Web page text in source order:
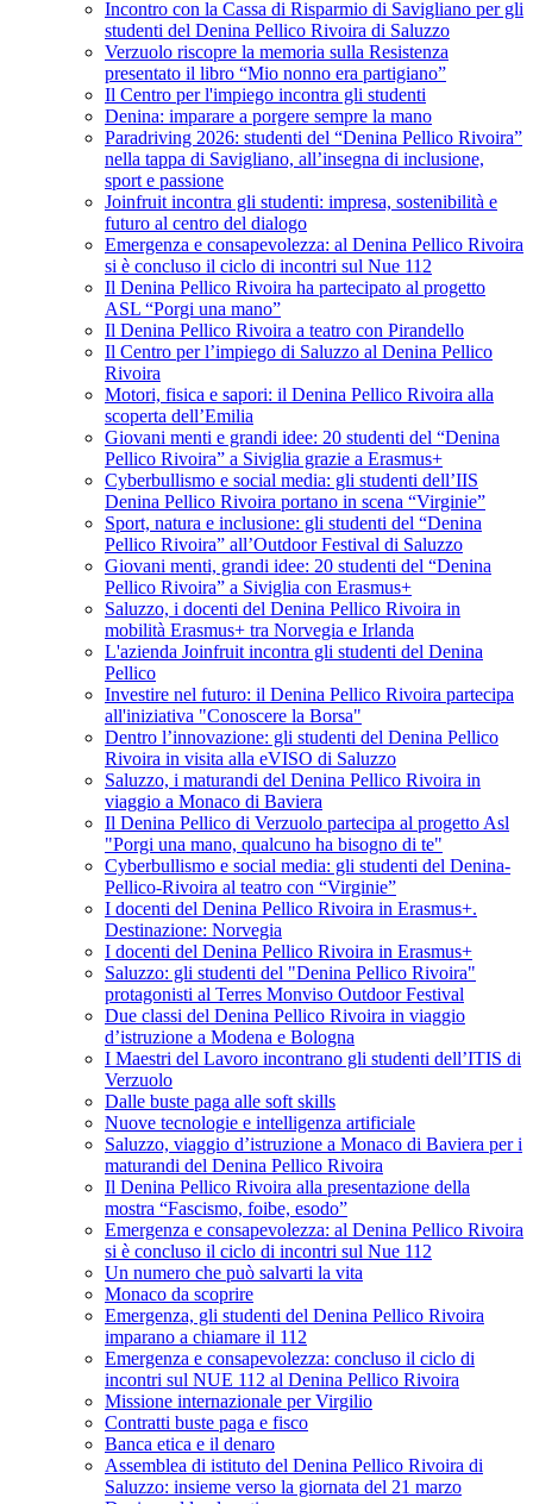
Incontro con la Cassa di Risparmio di Savigliano per gli
studenti del Denina Pellico Rivoira di Saluzzo
Verzuolo riscopre la memoria sulla Resistenza
presentato il libro “Mio nonno era partigiano”
Il Centro per l'impiego incontra gli studenti
Denina: imparare a porgere sempre la mano
Paradriving 2026: studenti del “Denina Pellico Rivoira”
nella tappa di Savigliano, all’insegna di inclusione,
sport e passione
Joinfruit incontra gli studenti: impresa, sostenibilità e
futuro al centro del dialogo
Emergenza e consapevolezza: al Denina Pellico Rivoira
si è concluso il ciclo di incontri sul Nue 112
Il Denina Pellico Rivoira ha partecipato al progetto
ASL “Porgi una mano”
Il Denina Pellico Rivoira a teatro con Pirandello
Il Centro per l’impiego di Saluzzo al Denina Pellico
Rivoira
Motori, fisica e sapori: il Denina Pellico Rivoira alla
scoperta dell’Emilia
Giovani menti e grandi idee: 20 studenti del “Denina
Pellico Rivoira” a Siviglia grazie a Erasmus+
Cyberbullismo e social media: gli studenti dell’IIS
Denina Pellico Rivoira portano in scena “Virginie”
Sport, natura e inclusione: gli studenti del “Denina
Pellico Rivoira” all’Outdoor Festival di Saluzzo
Giovani menti, grandi idee: 20 studenti del “Denina
Pellico Rivoira” a Siviglia con Erasmus+
Saluzzo, i docenti del Denina Pellico Rivoira in
mobilità Erasmus+ tra Norvegia e Irlanda
L'azienda Joinfruit incontra gli studenti del Denina
Pellico
Investire nel futuro: il Denina Pellico Rivoira partecipa
all'iniziativa "Conoscere la Borsa"
Dentro l’innovazione: gli studenti del Denina Pellico
Rivoira in visita alla eVISO di Saluzzo
Saluzzo, i maturandi del Denina Pellico Rivoira in
viaggio a Monaco di Baviera
Il Denina Pellico di Verzuolo partecipa al progetto Asl
"Porgi una mano, qualcuno ha bisogno di te"
Cyberbullismo e social media: gli studenti del Denina-
Pellico-Rivoira al teatro con “Virginie”
I docenti del Denina Pellico Rivoira in Erasmus+.
Destinazione: Norvegia
I docenti del Denina Pellico Rivoira in Erasmus+
Saluzzo: gli studenti del "Denina Pellico Rivoira"
protagonisti al Terres Monviso Outdoor Festival
Due classi del Denina Pellico Rivoira in viaggio
d’istruzione a Modena e Bologna
I Maestri del Lavoro incontrano gli studenti dell’ITIS di
Verzuolo
Dalle buste paga alle soft skills
Nuove tecnologie e intelligenza artificiale
Saluzzo, viaggio d’istruzione a Monaco di Baviera per i
maturandi del Denina Pellico Rivoira
Il Denina Pellico Rivoira alla presentazione della
mostra “Fascismo, foibe, esodo”
Emergenza e consapevolezza: al Denina Pellico Rivoira
si è concluso il ciclo di incontri sul Nue 112
Un numero che può salvarti la vita
Monaco da scoprire
Emergenza, gli studenti del Denina Pellico Rivoira
imparano a chiamare il 112
Emergenza e consapevolezza: concluso il ciclo di
incontri sul NUE 112 al Denina Pellico Rivoira
Missione internazionale per Virgilio
Contratti buste paga e fisco
Banca etica e il denaro
Assemblea di istituto del Denina Pellico Rivoira di
Saluzzo: insieme verso la giornata del 21 marzo